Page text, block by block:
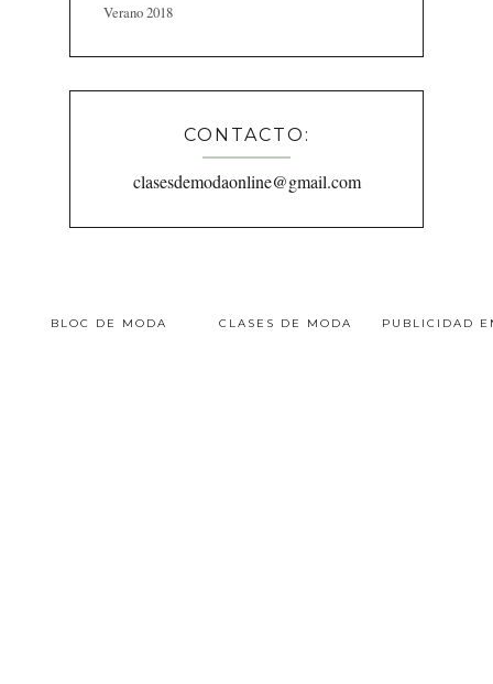
Verano 2018
CONTACTO:
clasesdemodaonline@gmail.com
BLOC DE MODA CLASES DE MODA PUBLICIDAD